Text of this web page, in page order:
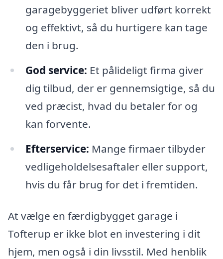
garagebyggeriet bliver udført korrekt
og effektivt, så du hurtigere kan tage
den i brug.
God service: Et pålideligt firma giver
dig tilbud, der er gennemsigtige, så du
ved præcist, hvad du betaler for og
kan forvente.
Efterservice: Mange firmaer tilbyder
vedligeholdelsesaftaler eller support,
hvis du får brug for det i fremtiden.
At vælge en færdigbygget garage i
Tofterup er ikke blot en investering i dit
hjem, men også i din livsstil. Med henblik